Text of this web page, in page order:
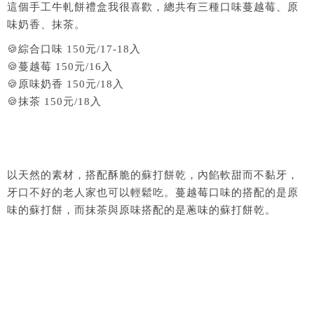
這個手工牛軋餅禮盒我很喜歡，總共有三種口味蔓越莓、原
味奶香、抹茶。
🍪綜合口味 150元/17-18入
🍪蔓越莓 150元/16入
🍪原味奶香 150元/18入
🍪抹茶 150元/18入
以天然的素材，搭配酥脆的蘇打餅乾，內餡軟甜而不黏牙，
牙口不好的老人家也可以輕鬆吃。蔓越莓口味的搭配的是原
味的蘇打餅，而抹茶與原味搭配的是蔥味的蘇打餅乾。